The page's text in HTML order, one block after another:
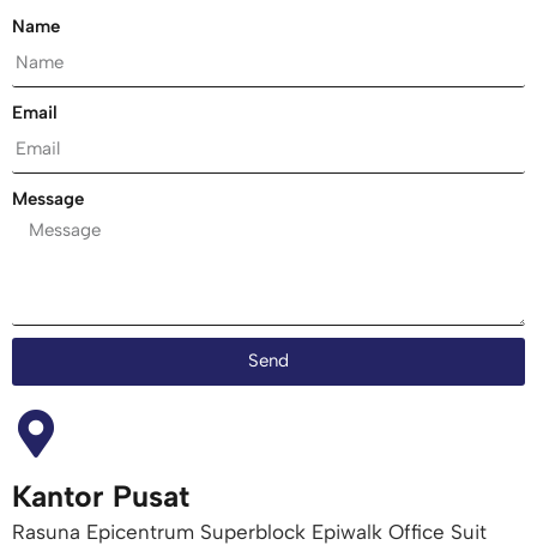
Name
Email
Message
Send
Kantor Pusat
Rasuna Epicentrum Superblock Epiwalk Office Suit